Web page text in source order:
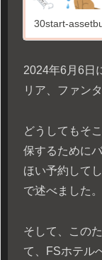
30start-
2024年6月6日
リア、ファン
どうしてもそ
保するために
ほい予約して
で述べました。
そして、この
て、FSホテル